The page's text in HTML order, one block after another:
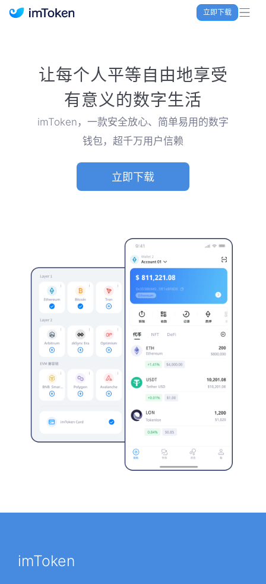
立即下载
imToken 官网｜联合TRX空投大礼包
让每个人平等自由地享受
有意义的数字生活
imToken，一款安全放心、简单易用的数字
钱包，超千万用户信赖
立即下载
imToken